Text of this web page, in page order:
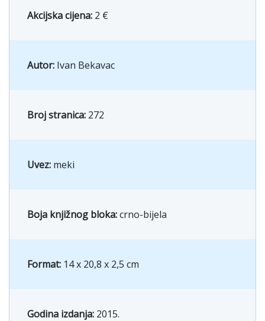
Akcijska cijena: 2 €
Autor: Ivan Bekavac
Broj stranica: 272
Uvez: meki
Boja knjižnog bloka:crno-bijela
Format: 14 x 20,8 x 2,5 cm
Godina izdanja: 2015.